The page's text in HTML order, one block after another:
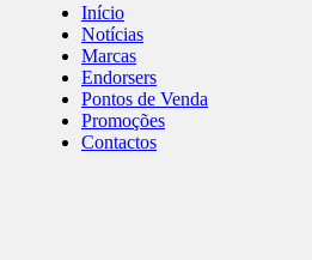
Início
Notícias
Marcas
Endorsers
Pontos de Venda
Promoções
Contactos